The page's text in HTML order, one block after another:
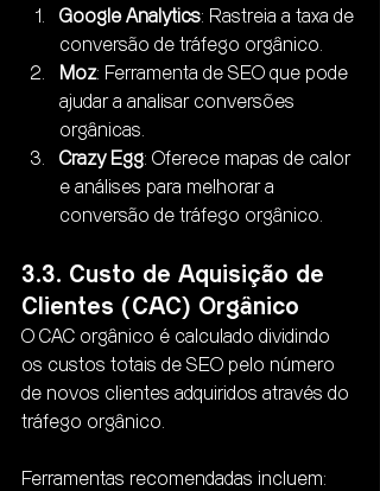
Google Analytics: Rastreia a taxa de
conversão de tráfego orgânico.
Moz: Ferramenta de SEO que pode
ajudar a analisar conversões
orgânicas.
Crazy Egg: Oferece mapas de calor
e análises para melhorar a
conversão de tráfego orgânico.
3.3. Custo de Aquisição de
Clientes (CAC) Orgânico
O CAC orgânico é calculado dividindo
os custos totais de SEO pelo número
de novos clientes adquiridos através do
tráfego orgânico.
Ferramentas recomendadas incluem: